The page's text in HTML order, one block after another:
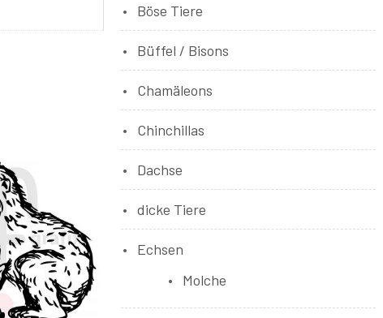
Böse Tiere
Büffel / Bisons
Chamäleons
Chinchillas
Dachse
dicke Tiere
Echsen
Molche